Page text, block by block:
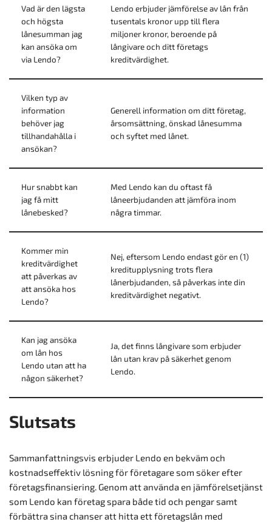
Vad är den lägsta
och högsta
lånesumman jag
kan ansöka om
via Lendo?
Lendo erbjuder jämförelse av lån från
tusentals kronor upp till flera
miljoner kronor, beroende på
långivare och ditt företags
kreditvärdighet.
Vilken typ av
information
behöver jag
tillhandahålla i
ansökan?
Generell information om ditt företag,
årsomsättning, önskad lånesumma
och syftet med lånet.
Hur snabbt kan
jag få mitt
lånebesked?
Med Lendo kan du oftast få
låneerbjudanden att jämföra inom
några timmar.
Kommer min
kreditvärdighet
att påverkas av
att ansöka hos
Lendo?
Nej, eftersom Lendo endast gör en (1)
kreditupplysning trots flera
lånerbjudanden, så påverkas inte din
kreditvärdighet negativt.
Kan jag ansöka
om lån hos
Lendo utan att ha
någon säkerhet?
Ja, det finns långivare som erbjuder
lån utan krav på säkerhet genom
Lendo.
Slutsats
Sammanfattningsvis erbjuder Lendo en bekväm och
kostnadseffektiv lösning för företagare som söker efter
företagsfinansiering. Genom att använda en jämförelsetjänst
som Lendo kan företag spara både tid och pengar samt
förbättra sina chanser att hitta ett företagslån med